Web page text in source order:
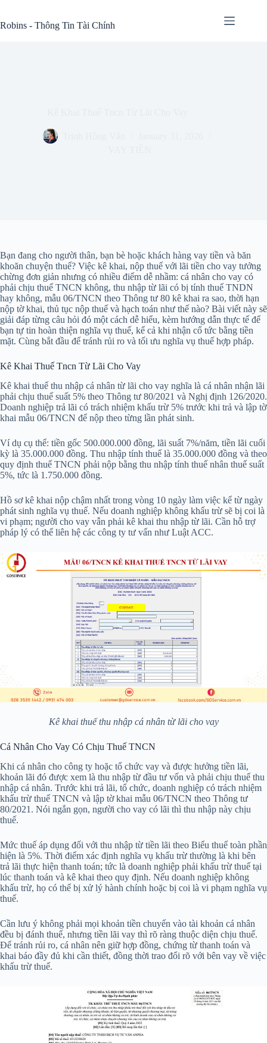
content
Robins - Thông Tin Tài Chính
Bạn đang cho người thân, bạn bè hoặc khách hàng vay tiền và băn
khoăn chuyện thuế? Việc kê khai, nộp thuế với lãi tiền cho vay tưởng
chừng đơn giản nhưng có nhiều điểm dễ nhầm: cá nhân cho vay có
phải chịu thuế TNCN không, thu nhập từ lãi có bị tính thuế TNDN
hay không, mẫu 06/TNCN theo Thông tư 80 kê khai ra sao, thời hạn
nộp tờ khai, thủ tục nộp thuế và hạch toán như thế nào? Bài viết này sẽ
giải đáp từng câu hỏi đó một cách dễ hiểu, kèm hướng dẫn thực tế để
bạn tự tin hoàn thiện nghĩa vụ thuế, kể cả khi nhận cổ tức bằng tiền
mặt. Cùng bắt đầu để tránh rủi ro và tối ưu nghĩa vụ thuế hợp pháp.
Kê Khai Thuế Tncn Từ Lãi Cho Vay
Kê khai thuế thu nhập cá nhân từ lãi cho vay nghĩa là cá nhân nhận lãi
phải chịu thuế suất 5% theo Thông tư 80/2021 và Nghị định 126/2020.
Doanh nghiệp trả lãi có trách nhiệm khấu trừ 5% trước khi trả và lập tờ
khai mẫu 06/TNCN để nộp theo từng lần phát sinh.
Ví dụ cụ thể: tiền gốc 500.000.000 đồng, lãi suất 7%/năm, tiền lãi cuối
kỳ là 35.000.000 đồng. Thu nhập tính thuế là 35.000.000 đồng và theo
quy định thuế TNCN phải nộp bằng thu nhập tính thuế nhân thuế suất
5%, tức là 1.750.000 đồng.
Hồ sơ kê khai nộp chậm nhất trong vòng 10 ngày làm việc kể từ ngày
phát sinh nghĩa vụ thuế. Nếu doanh nghiệp không khấu trừ sẽ bị coi là
vi phạm; người cho vay vẫn phải kê khai thu nhập từ lãi. Cần hỗ trợ
pháp lý có thể liên hệ các công ty tư vấn như Luật ACC.
Kê khai thuế thu nhập cá nhân từ lãi cho vay
Cá Nhân Cho Vay Có Chịu Thuế TNCN
Khi cá nhân cho công ty hoặc tổ chức vay và được hưởng tiền lãi,
khoản lãi đó được xem là thu nhập từ đầu tư vốn và phải chịu thuế thu
nhập cá nhân. Trước khi trả lãi, tổ chức, doanh nghiệp có trách nhiệm
khấu trừ thuế TNCN và lập tờ khai mẫu 06/TNCN theo Thông tư
80/2021. Nói ngắn gọn, người cho vay có lãi thì thu nhập này chịu
thuế.
Mức thuế áp dụng đối với thu nhập từ tiền lãi theo Biểu thuế toàn phần
hiện là 5%. Thời điểm xác định nghĩa vụ khấu trừ thường là khi bên
trả lãi thực hiện thanh toán; tức là doanh nghiệp phải khấu trừ thuế tại
lúc thanh toán và kê khai theo quy định. Nếu doanh nghiệp không
khấu trừ, họ có thể bị xử lý hành chính hoặc bị coi là vi phạm nghĩa vụ
thuế.
Cần lưu ý không phải mọi khoản tiền chuyển vào tài khoản cá nhân
đều bị đánh thuế, nhưng tiền lãi vay thì rõ ràng thuộc diện chịu thuế.
Để tránh rủi ro, cá nhân nên giữ hợp đồng, chứng từ thanh toán và
khai báo đầy đủ khi cần thiết, đồng thời trao đổi rõ với bên vay về việc
khấu trừ thuế.